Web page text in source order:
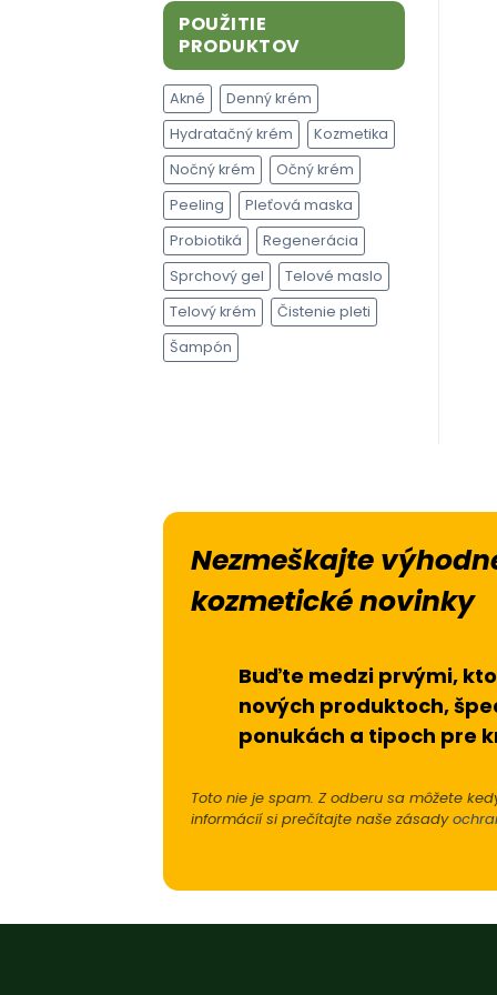
POUŽITIE
PRODUKTOV
Akné
Denný krém
Hydratačný krém
Kozmetika
Nočný krém
Očný krém
Peeling
Pleťová maska
Probiotiká
Regenerácia
Sprchový gel
Telové maslo
Telový krém
Čistenie pleti
Šampón
Nezmeškajte
kozmetické novinky
Buďte medzi prvými,
nových produktoch,
ponukách a tipoch pre
Toto nie je spam. Z odberu sa môžete
informácií si prečítajte naše zásady